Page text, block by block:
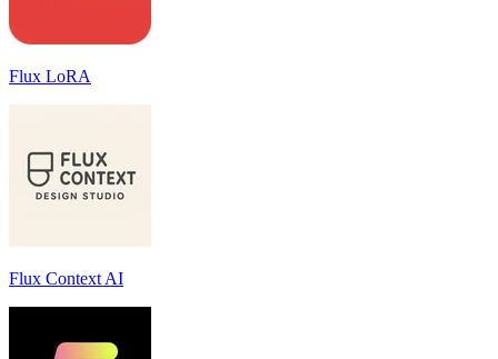
Flux LoRA
Flux Context AI